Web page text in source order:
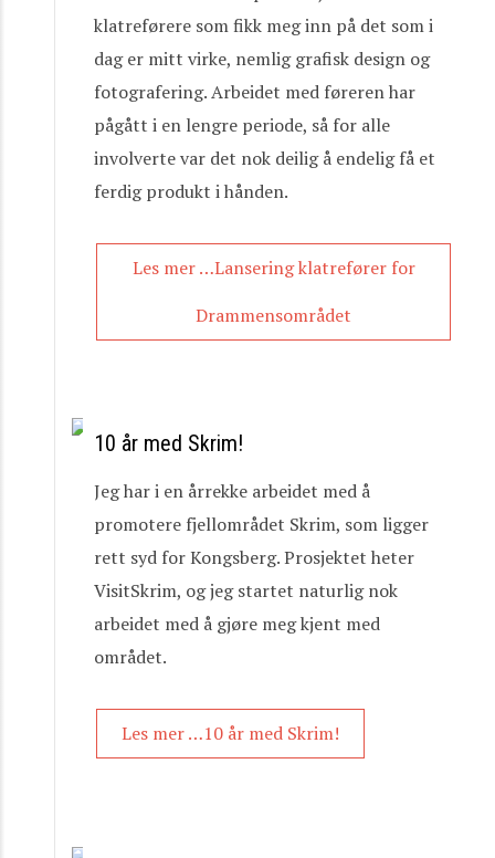
klatreførere som fikk meg inn på det som i
dag er mitt virke, nemlig grafisk design og
fotografering. Arbeidet med føreren har
pågått i en lengre periode, så for alle
involverte var det nok deilig å endelig få et
ferdig produkt i hånden.
Les mer …Lansering klatrefører for
Drammensområdet
10 år med Skrim!
Jeg har i en årrekke arbeidet med å
promotere fjellområdet Skrim, som ligger
rett syd for Kongsberg. Prosjektet heter
VisitSkrim, og jeg startet naturlig nok
arbeidet med å gjøre meg kjent med
området.
Les mer …10 år med Skrim!